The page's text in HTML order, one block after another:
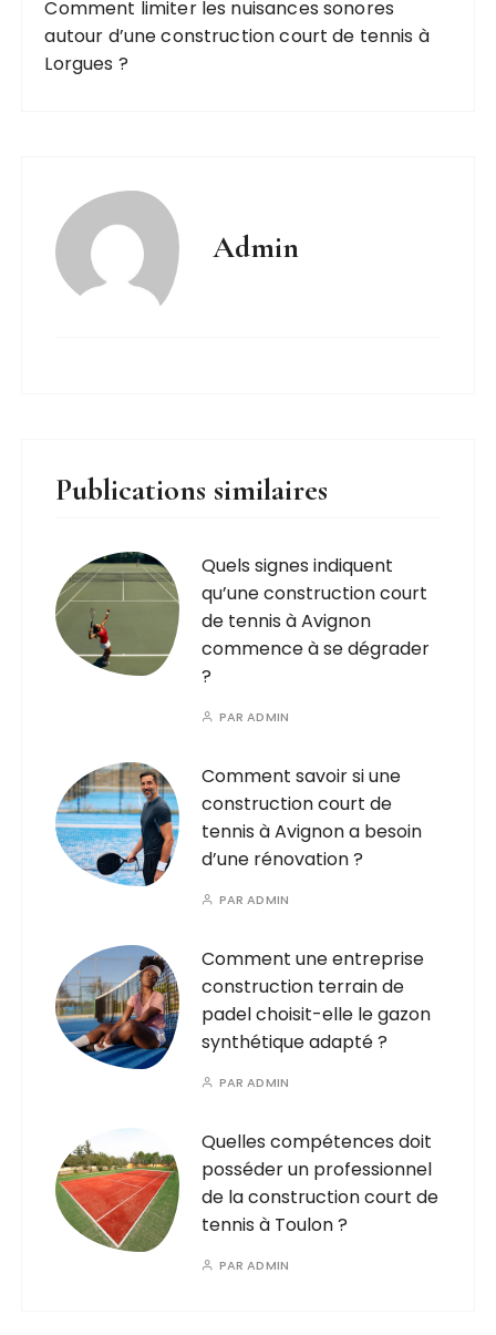
Comment limiter les nuisances sonores
autour d’une construction court de tennis à
Lorgues ?
Admin
Publications similaires
Quels signes indiquent
qu’une construction court
de tennis à Avignon
commence à se dégrader
?
PARADMIN
Comment savoir si une
construction court de
tennis à Avignon a besoin
d’une rénovation ?
PARADMIN
Comment une entreprise
construction terrain de
padel choisit-elle le gazon
synthétique adapté ?
PARADMIN
Quelles compétences doit
posséder un professionnel
de la construction court de
tennis à Toulon ?
PARADMIN